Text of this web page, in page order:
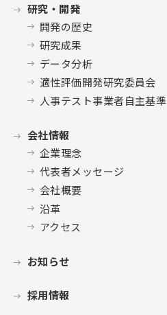
研究・開発
開発の歴史
研究成果
データ分析
適性評価開発研究委員会
人事テスト事業者自主基準
会社情報
企業理念
代表者メッセージ
会社概要
沿革
アクセス
お知らせ
採用情報